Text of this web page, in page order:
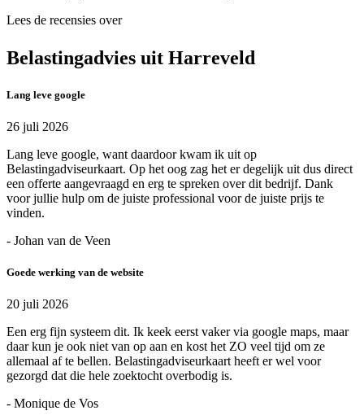
Lees de recensies over
Belastingadvies uit Harreveld
Lang leve google
26 juli 2026
Lang leve google, want daardoor kwam ik uit op
Belastingadviseurkaart. Op het oog zag het er degelijk uit dus direct
een offerte aangevraagd en erg te spreken over dit bedrijf. Dank
voor jullie hulp om de juiste professional voor de juiste prijs te
vinden.
- Johan van de Veen
Goede werking van de website
20 juli 2026
Een erg fijn systeem dit. Ik keek eerst vaker via google maps, maar
daar kun je ook niet van op aan en kost het ZO veel tijd om ze
allemaal af te bellen. Belastingadviseurkaart heeft er wel voor
gezorgd dat die hele zoektocht overbodig is.
- Monique de Vos